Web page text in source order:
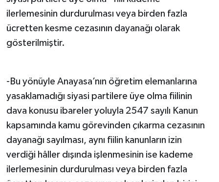
ilerlemesinin durdurulması veya birden fazla
ücretten kesme cezasının dayanağı olarak
gösterilmiştir.
-Bu yönüyle Anayasa’nın öğretim elemanlarına
yasaklamadığı siyasi partilere üye olma fiilinin
dava konusu ibareler yoluyla 2547 sayılı Kanun
kapsamında kamu görevinden çıkarma cezasının
dayanağı sayılması, aynı fiilin kanunların izin
verdiği hâller dışında işlenmesinin ise kademe
ilerlemesinin durdurulması veya birden fazla